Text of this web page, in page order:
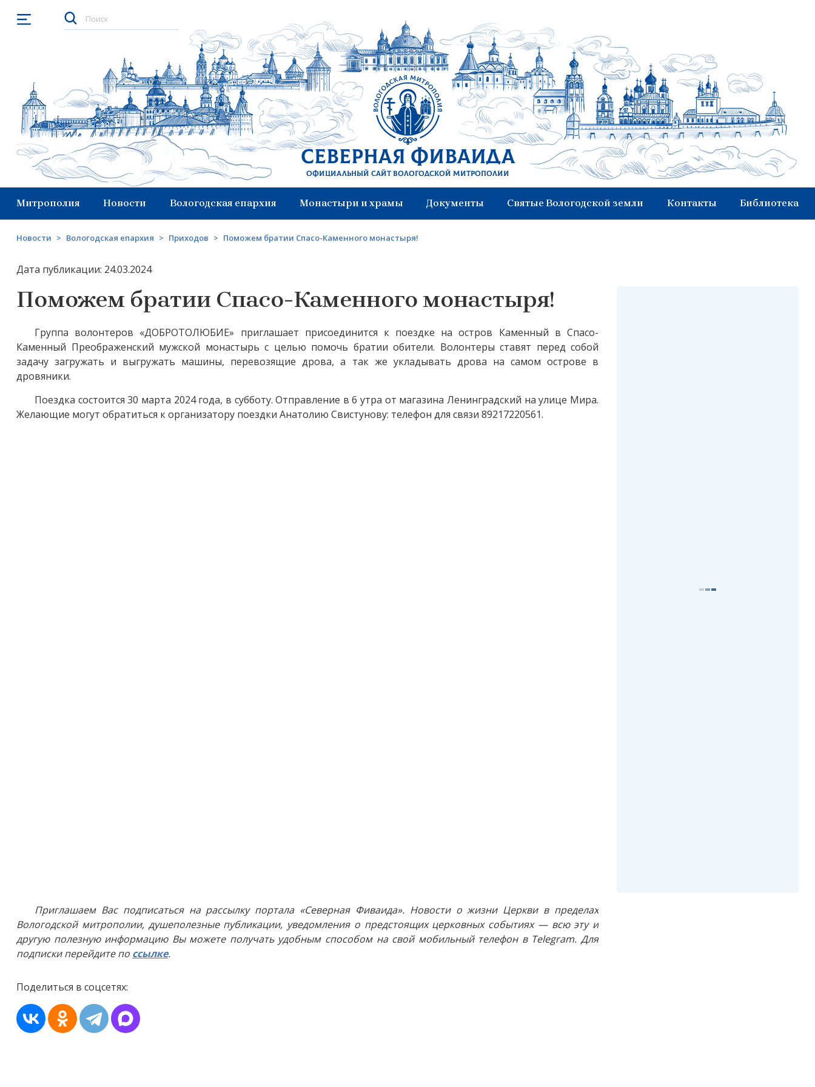
Открыть меню
Северная Фиваида
Официальный сайт Вологодской митрополии
Митрополия Новости Вологодская епархия Монастыри и храмы Документы Святые Вологодской земли Контакты Библиотека
Новости > Вологодская епархия > Приходов > Поможем братии Спасо-Каменного монастыря!
Дата публикации: 24.03.2024
Поможем братии Спасо-Каменного монастыря!
Группа волонтеров «ДОБРОТОЛЮБИЕ» приглашает присоединится к поездке на остров Каменный в Спасо-
Каменный Преображенский мужской монастырь с целью помочь братии обители. Волонтеры ставят перед собой
задачу загружать и выгружать машины, перевозящие дрова, а так же укладывать дрова на самом острове в
дровяники.
Поездка состоится 30 марта 2024 года, в субботу. Отправление в 6 утра от магазина Ленинградский на улице Мира.
Желающие могут обратиться к организатору поездки Анатолию Свистунову: телефон для связи 89217220561.
Приглашаем Вас подписаться на рассылку портала «Северная Фиваида». Новости о жизни Церкви в пределах
Вологодской митрополии, душеполезные публикации, уведомления о предстоящих церковных событиях — всю эту и
другую полезную информацию Вы можете получать удобным способом на свой мобильный телефон в Telegram. Для
подписки перейдите по ссылке.
Поделиться в соцсетях: